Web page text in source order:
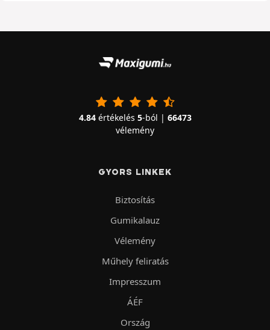
4.84értékelés 5-ból | 66473
vélemény
GYORS LINKEK
Biztosítás
Gumikalauz
Vélemény
Műhely feliratás
Impresszum
ÁÉF
Ország